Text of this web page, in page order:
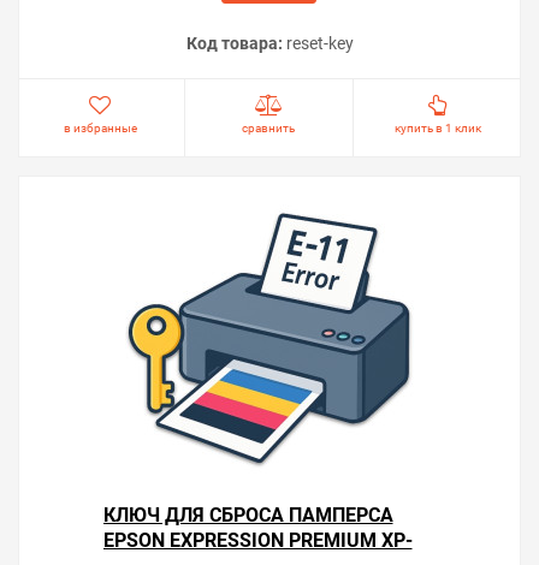
Код товара: reset-key
в избранные сравнить купить в 1 клик
КЛЮЧ ДЛЯ СБРОСА ПАМПЕРСА
EPSON EXPRESSION PREMIUM XP-